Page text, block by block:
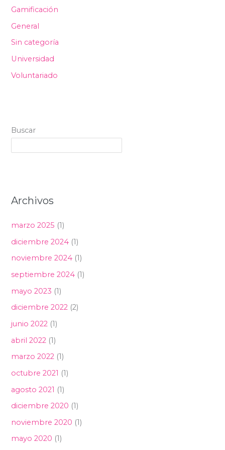
Gamificación
General
Sin categoría
Universidad
Voluntariado
Buscar
Archivos
marzo 2025 (1)
diciembre 2024 (1)
noviembre 2024 (1)
septiembre 2024 (1)
mayo 2023 (1)
diciembre 2022 (2)
junio 2022 (1)
abril 2022 (1)
marzo 2022 (1)
octubre 2021 (1)
agosto 2021 (1)
diciembre 2020 (1)
noviembre 2020 (1)
mayo 2020 (1)